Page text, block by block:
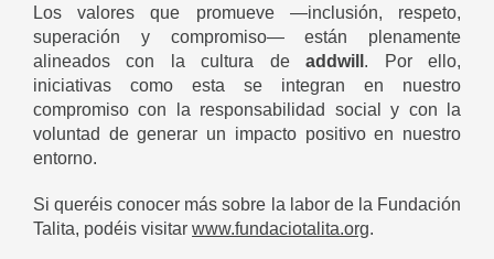
Los valores que promueve —inclusión, respeto,
superación y compromiso— están plenamente
alineados con la cultura deaddwill . Por ello,
iniciativas como esta se integran en nuestro
compromiso con la responsabilidad social y con la
voluntad de generar un impacto positivo en nuestro
entorno.
Si queréis conocer más sobre la labor de la Fundación
Talita, podéis visitar www.fundaciotalita.org.